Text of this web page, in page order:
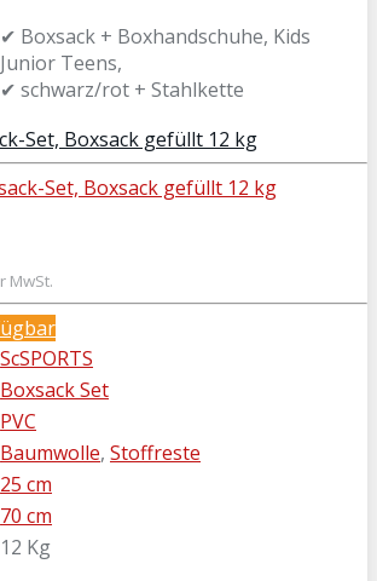
✔ Boxsack + Boxhandschuhe, Kids
Junior Teens,
✔ schwarz/rot + Stahlkette
Set, Boxsack gefüllt 12 kg
MwSt.
ScSPORTS
Boxsack Set
PVC
Baumwolle, Stoffreste
25 cm
70 cm
12 Kg